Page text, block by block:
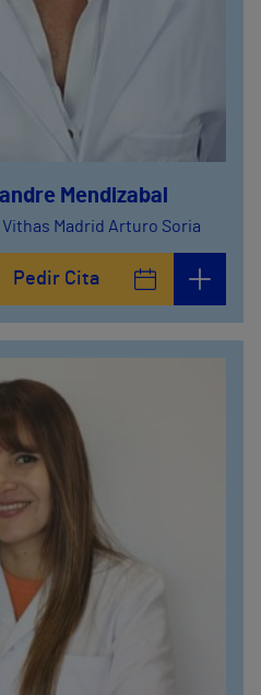
Mendizabal
Madrid Arturo Soria
Pedir Cita